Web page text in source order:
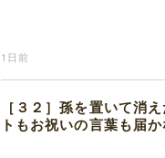
1日前
［３２］孫を置いて消
トもお祝いの言葉も届